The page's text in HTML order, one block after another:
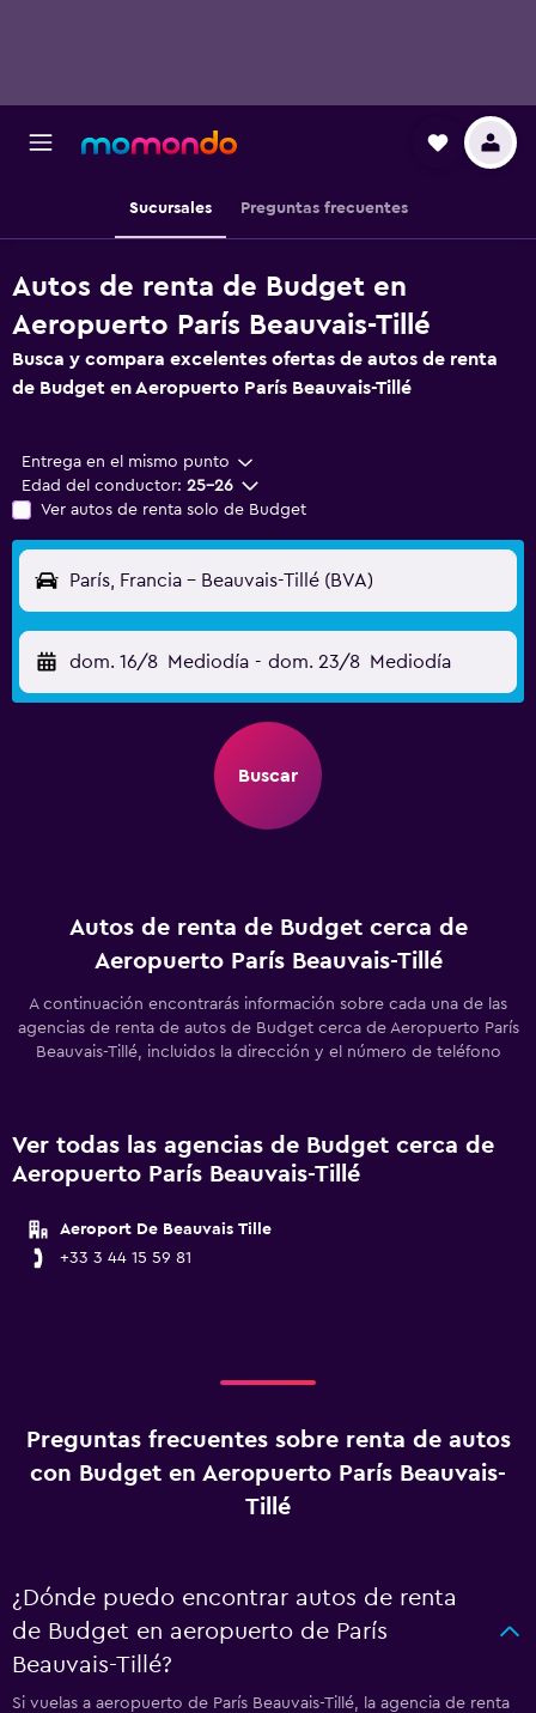
Sucursales Preguntas frecuentes
Autos de renta de Budget en
Aeropuerto París Beauvais-Tillé
Busca y compara excelentes ofertas de autos de renta
de Budget en Aeropuerto París Beauvais-Tillé
Entrega en el mismo punto
Edad del conductor: 25-26
Ver autos de renta solo de Budget
París, Francia - Beauvais-Tillé (BVA)
dom. 16/8 Mediodía - dom. 23/8 Mediodía
Buscar
Autos de renta de Budget cerca de
Aeropuerto París Beauvais-Tillé
A continuación encontrarás información sobre cada una de las
agencias de renta de autos de Budget cerca de Aeropuerto París
Beauvais-Tillé, incluidos la dirección y el número de teléfono
Ver todas las agencias de Budget cerca de
Aeropuerto París Beauvais-Tillé
Aeroport De Beauvais Tille
+33 3 44 15 59 81
Preguntas frecuentes sobre renta de autos
con Budget en Aeropuerto París Beauvais-
Tillé
¿Dónde puedo encontrar autos de renta
de Budget en aeropuerto de París
Beauvais-Tillé?
Si vuelas a aeropuerto de París Beauvais-Tillé, la agencia de renta